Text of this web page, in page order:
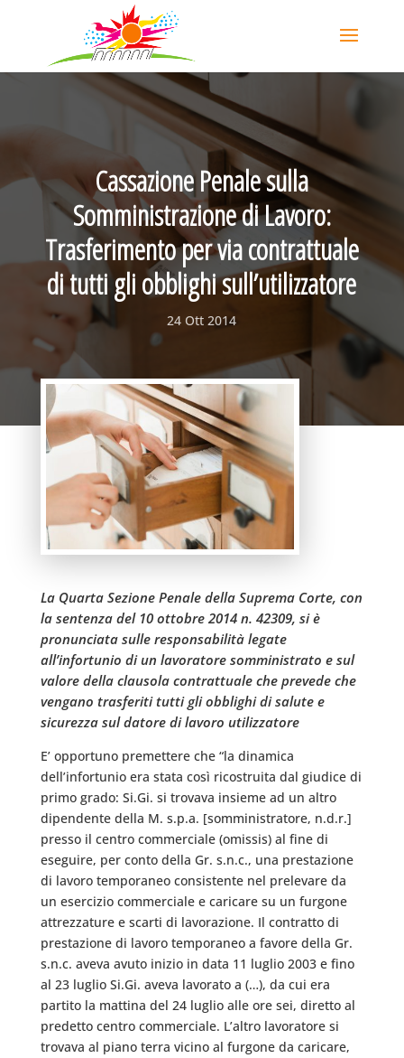
Cassazione Penale sulla
Somministrazione di Lavoro:
Trasferimento per via contrattuale
di tutti gli obblighi sull’utilizzatore
24 Ott 2014
La Quarta Sezione Penale della Suprema Corte, con
la sentenza del 10 ottobre 2014 n. 42309, si è
pronunciata sulle responsabilità legate
all’infortunio di un lavoratore somministrato e sul
valore della clausola contrattuale che prevede che
vengano trasferiti tutti gli obblighi di salute e
sicurezza sul datore di lavoro utilizzatore
E’ opportuno premettere che “la dinamica
dell’infortunio era stata così ricostruita dal giudice di
primo grado: Si.Gi. si trovava insieme ad un altro
dipendente della M. s.p.a. [somministratore, n.d.r.]
presso il centro commerciale (omissis) al fine di
eseguire, per conto della Gr. s.n.c., una prestazione
di lavoro temporaneo consistente nel prelevare da
un esercizio commerciale e caricare su un furgone
attrezzature e scarti di lavorazione. Il contratto di
prestazione di lavoro temporaneo a favore della Gr.
s.n.c. aveva avuto inizio in data 11 luglio 2003 e fino
al 23 luglio Si.Gi. aveva lavorato a (…), da cui era
partito la mattina del 24 luglio alle ore sei, diretto al
predetto centro commerciale. L’altro lavoratore si
trovava al piano terra vicino al furgone da caricare,